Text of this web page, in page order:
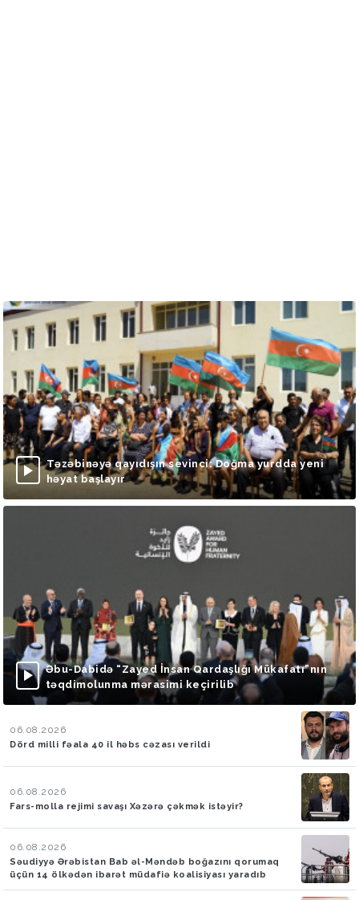
Təzəbinəyə qayıdışın sevinci: Doğma yurdda yeni
həyat başlayır
Əbu-Dabidə “Zayed İnsan Qardaşlığı Mükafatı”nın
təqdimolunma mərasimi keçirilib
06.08.2026
Dörd milli fəala 40 il həbs cəzası verildi
06.08.2026
Fars-molla rejimi savaşı Xəzərə çəkmək istəyir?
06.08.2026
Səudiyyə Ərəbistan Bab əl-Məndəb boğazını qorumaq
üçün 14 ölkədən ibarət müdafiə koalisiyası yaradıb